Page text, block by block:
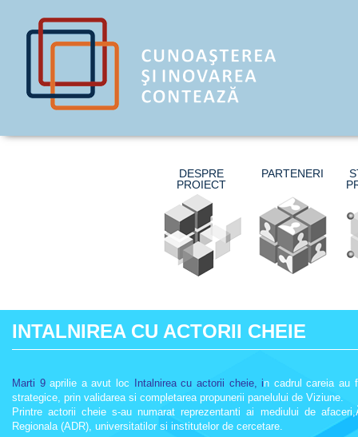
DESPRE
PROIECT
PARTENERI
INTALNIREA CU ACTORII CHEIE
Marti 9aprilie a avut loc Intalnirea cu actorii cheie, in cadrul careia au
strategice, prin validarea si completarea propunerii panelului de Viziune.
Printre actorii cheie s-au numarat reprezentanti ai mediului de
Regionala (ADR), universitatilor si institutelor de cercetare.